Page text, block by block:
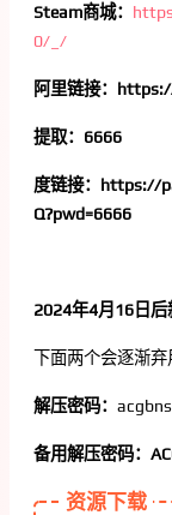
Steam商城：
0/_/
阿里链接：
提取：6666
度链接：https://
Q?pwd=6666
2024年4月16日后
下面两个会逐渐弃
解压密码：
备用解压密码：
资源下载